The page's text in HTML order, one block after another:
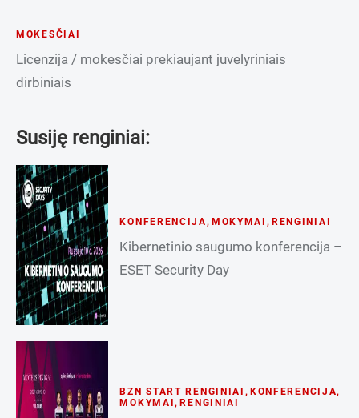
MOKESČIAI
Licenzija / mokesčiai prekiaujant juvelyriniais
dirbiniais
Susiję renginiai:
KONFERENCIJA , MOKYMAI , RENGINIAI
Kibernetinio saugumo konferencija –
ESET Security Day
BZN START RENGINIAI , KONFERENCIJA,
MOKYMAI ,RENGINIAI